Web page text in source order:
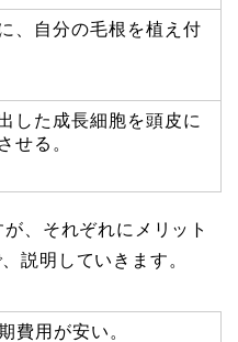
、自分の毛根を植え付
した成長細胞を頭皮に
せる。
、それぞれにメリット
説明していきます。
費用が安い。